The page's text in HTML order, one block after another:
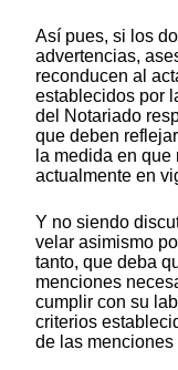
Así pues, si los
advertencias,
reconducen al
establecidos por
del Notariado
que deben
la medida en
actualmente en
Y no siendo
velar asimismo
tanto, que deba
menciones
cumplir con su
criterios
de las menciones